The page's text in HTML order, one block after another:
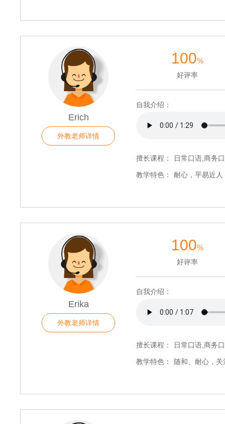
Erich
外教老师详情
100%
好评率
自我介绍：
擅长课程： 日常口语,商务
教学特色： 耐心，平易近
Erika
外教老师详情
100%
好评率
自我介绍：
擅长课程： 日常口语,商务
教学特色： 随和、耐心，